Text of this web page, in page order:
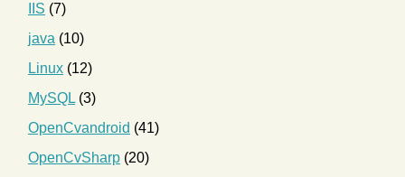
IIS (7)
java (10)
Linux (12)
MySQL (3)
OpenCvandroid (41)
OpenCvSharp (20)